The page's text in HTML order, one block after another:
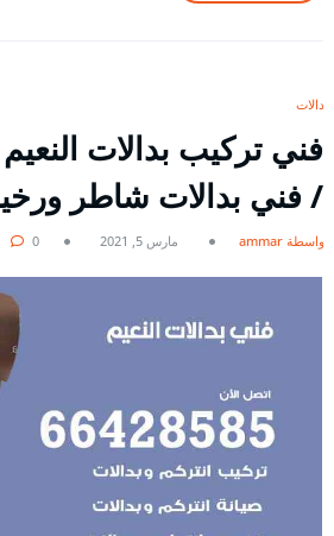
بدالات
/ فني بدالات شاطر
بواسطة ammar مارس 5, 2021 0